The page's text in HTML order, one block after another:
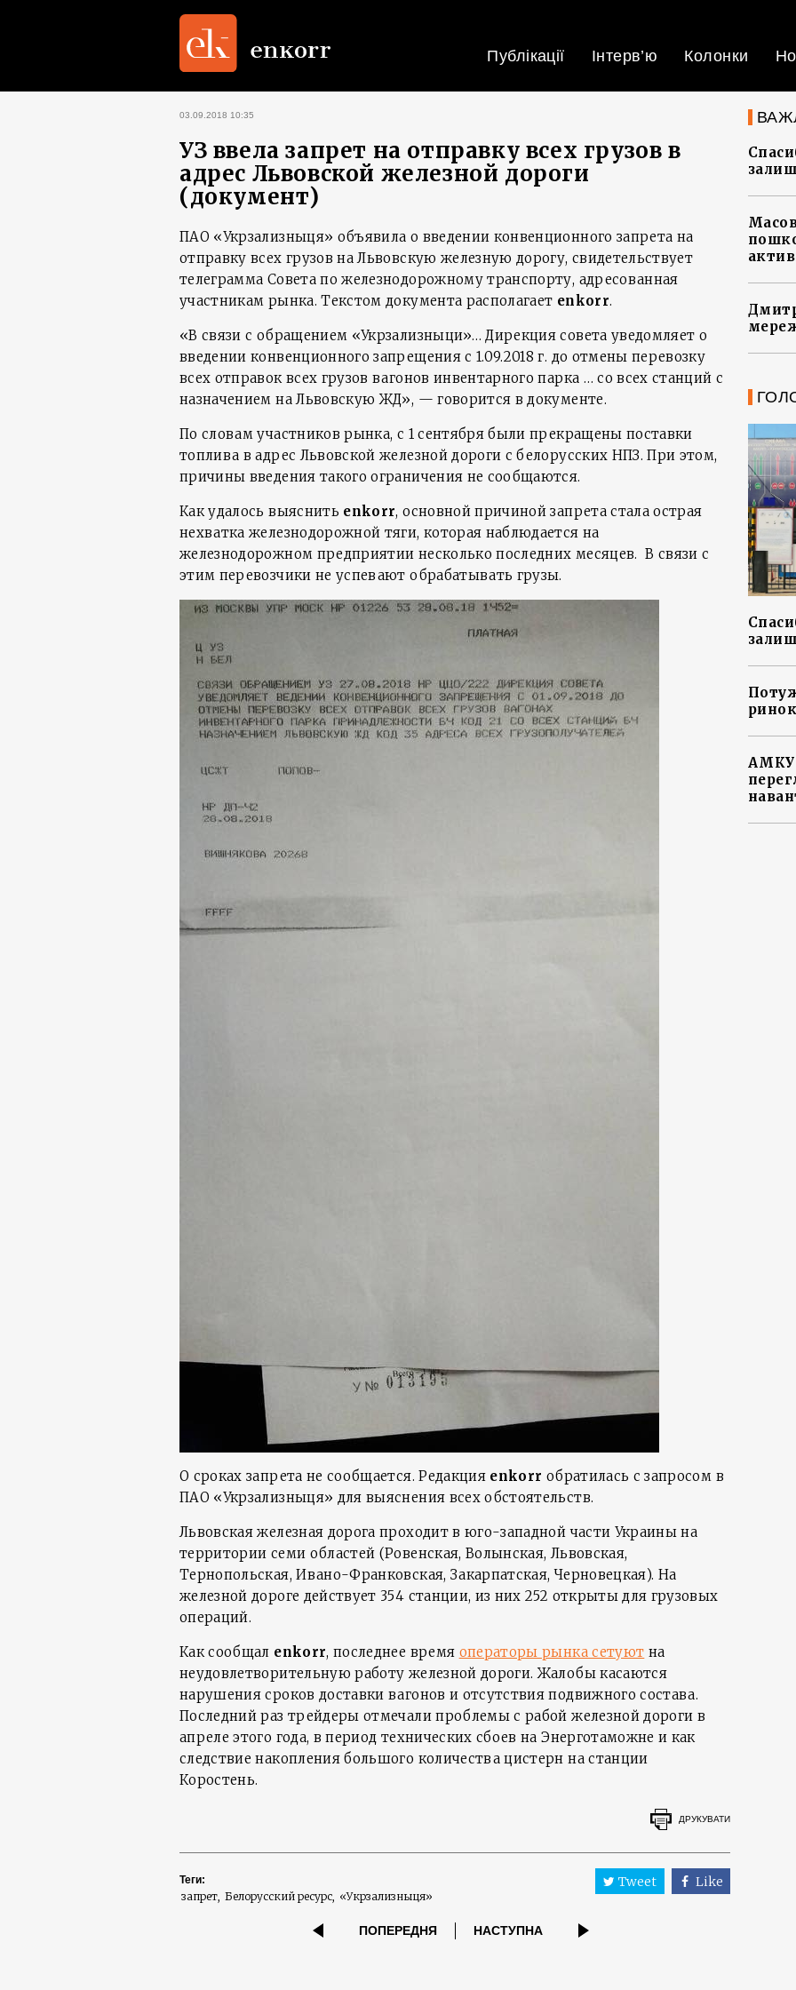
Публікації Інтерв’ю Колонки
03.09.2018 10:35
УЗ ввела запрет на отправку всех грузов в
адрес Львовской железной дороги
(документ)
ПАО «Укрзализныця» объявила о введении конвенционного запрета на
отправку всех грузов на Львовскую железную дорогу, свидетельствует
телеграмма Совета по железнодорожному транспорту, адресованная
участникам рынка. Текстом документа располагает enkorr.
«В связи с обращением «Укрзализныци»… Дирекция совета уведомляет о
введении конвенционного запрещения с 1.09.2018 г. до отмены перевозку
всех отправок всех грузов вагонов инвентарного парка … со всех станций с
назначением на Львовскую ЖД», — говорится в документе.
По словам участников рынка, с 1 сентября были прекращены поставки
топлива в адрес Львовской железной дороги с белорусских НПЗ. При этом,
причины введения такого ограничения не сообщаются.
Как удалось выяснить enkorr, основной причиной запрета стала острая
нехватка железнодорожной тяги, которая наблюдается на
железнодорожном предприятии несколько последних месяцев. В связи с
этим перевозчики не успевают обрабатывать грузы.
О сроках запрета не сообщается. Редакция enkorr обратилась с запросом в
ПАО «Укрзализныця» для выяснения всех обстоятельств.
Львовская железная дорога проходит в юго-западной части Украины на
территории семи областей (Ровенская, Волынская, Львовская,
Тернопольская, Ивано-Франковская, Закарпатская, Черновецкая). На
железной дороге действует 354 станции, из них 252 открыты для грузовых
операций.
Как сообщал enkorr, последнее время операторы рынка сетуют на
неудовлетворительную работу железной дороги. Жалобы касаются
нарушения сроков доставки вагонов и отсутствия подвижного состава.
Последний раз трейдеры отмечали проблемы с рабой железной дороги в
апреле этого года, в период технических сбоев на Энерготаможне и как
следствие накопления большого количества цистерн на станции
Коростень.
ДРУКУВАТИ
Теги:
запрет Белорусский ресурс «Укрзализныця»
Tweet Like
ПОПЕРЕДНЯ НАСТУПНА
АМКУ